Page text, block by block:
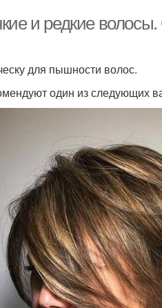
и редкие
для пышности волос.
один из следующих